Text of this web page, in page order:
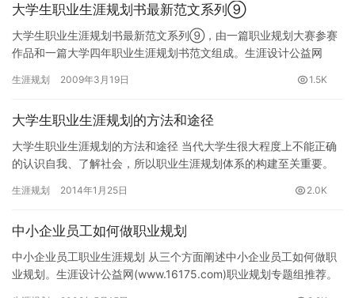
大学生职业生涯规划书最新范文系列⑨
大学生职业生涯规划书最新范文系列⑨，由一篇职业规划大赛参赛
作品和一篇大学四年职业生涯规划书范文组成。生涯设计公益网
生涯规划 2009年3月19日 1.5K
大学生职业生涯规划的方法和途径
大学生职业生涯规划的方法和途径 当代大学生很大程度上不能正确
的认识自我、了解社会，所以职业生涯规划体系的构建至关重要。
职业…
生涯规划 2014年1月25日 2.0K
中小企业员工如何做职业规划
中小企业员工职业生涯规划 从三个方面阐述中小企业员工如何做职
业规划。生涯设计公益网(www.16175.com)职业规划专题组推荐。